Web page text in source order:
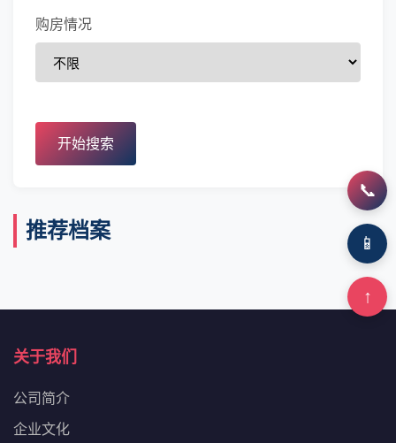
购房情况
开始搜索
推荐档案
📞
📱
↑
关于我们
公司简介
企业文化